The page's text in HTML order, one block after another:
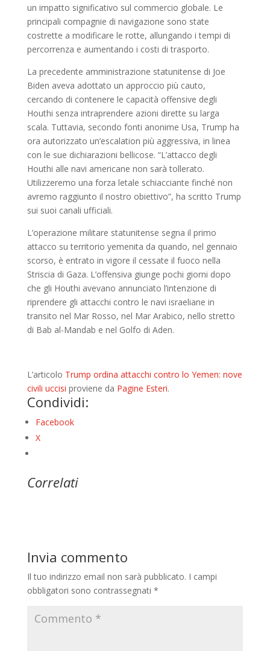
un impatto significativo sul commercio globale. Le
principali compagnie di navigazione sono state
costrette a modificare le rotte, allungando i tempi di
percorrenza e aumentando i costi di trasporto.
La precedente amministrazione statunitense di Joe
Biden aveva adottato un approccio più cauto,
cercando di contenere le capacità offensive degli
Houthi senza intraprendere azioni dirette su larga
scala. Tuttavia, secondo fonti anonime Usa, Trump ha
ora autorizzato un’escalation più aggressiva, in linea
con le sue dichiarazioni bellicose. “L’attacco degli
Houthi alle navi americane non sarà tollerato.
Utilizzeremo una forza letale schiacciante finché non
avremo raggiunto il nostro obiettivo”, ha scritto Trump
sui suoi canali ufficiali.
L’operazione militare statunitense segna il primo
attacco su territorio yemenita da quando, nel gennaio
scorso, è entrato in vigore il cessate il fuoco nella
Striscia di Gaza. L’offensiva giunge pochi giorni dopo
che gli Houthi avevano annunciato l’intenzione di
riprendere gli attacchi contro le navi israeliane in
transito nel Mar Rosso, nel Mar Arabico, nello stretto
di Bab al-Mandab e nel Golfo di Aden.
L’articolo Trump ordina attacchi contro lo Yemen: nove
civili uccisi proviene da Pagine Esteri.
Condividi:
Facebook
X
Correlati
Invia commento
Il tuo indirizzo email non sarà pubblicato. I campi
obbligatori sono contrassegnati *